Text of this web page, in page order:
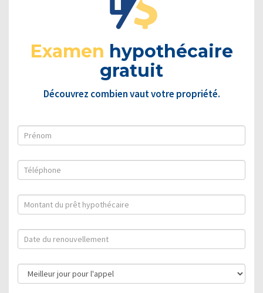
Examen hypothécaire
gratuit
Découvrez combien vaut votre propriété.